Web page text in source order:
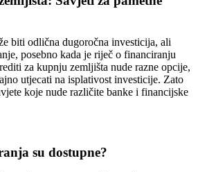
biti odlična dugoročna investicija, ali
posebno kada je riječ o financiranju
za kupnju zemljišta nude razne opcije,
utjecati na isplativost investicije. Zato
koje nude različite banke i financijske
su dostupne?